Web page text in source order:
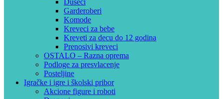
Dušeci
Garderoberi
Komode
Kreveci za bebe
Kreveti za decu do 12 godina
Prenosivi kreveci
OSTALO – Razna oprema
Podloge za presvlacenje
Posteljine
Igračke i igre i školski pribor
Akcione figure i roboti